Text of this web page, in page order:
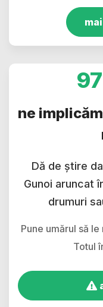
ne
Dă de știre
Gunoi aruncat
drumuri
Pune umărul să
Totul